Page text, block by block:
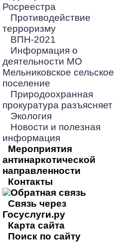
Росреестра
Противодействие
терроризму
ВПН-2021
Информация о
деятельности МО
Мельниковское сельское
поселение
Природоохранная
прокуратура разъясняет
Экология
Новости и полезная
информация
Мероприятия
антинаркотической
направленности
Контакты
Обратная связь
Связь через
Госуслуги.ру
Карта сайта
Поиск по сайту